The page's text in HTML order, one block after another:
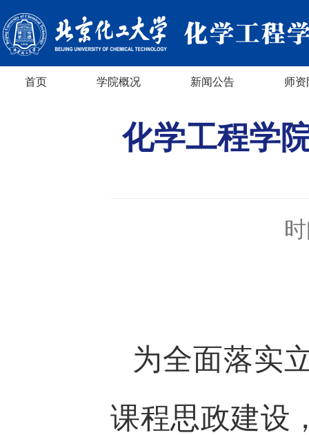
首页 学院概况 新闻公告 师资
化学工程学
为全面落实
课程思政建设